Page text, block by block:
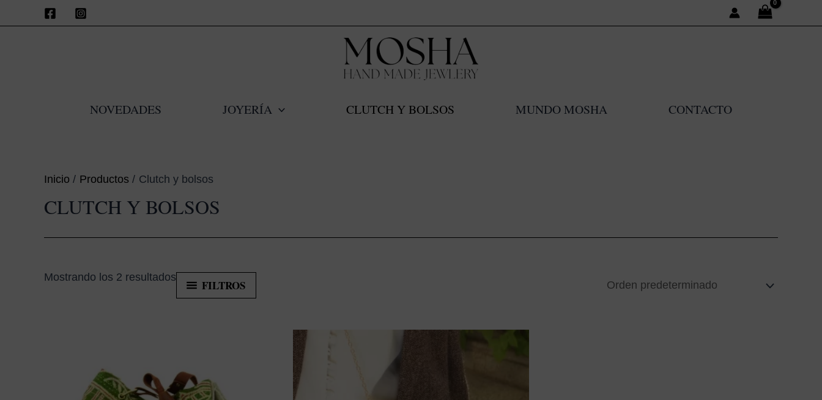
al
NOVEDADES JOYERÍA CLUTCH Y BOLSOS MUNDO MOSHA CONTACTO
Inicio Productos Clutch y bolsos
CLUTCH Y BOLSOS
Mostrando los 2 resultados
FILTROS